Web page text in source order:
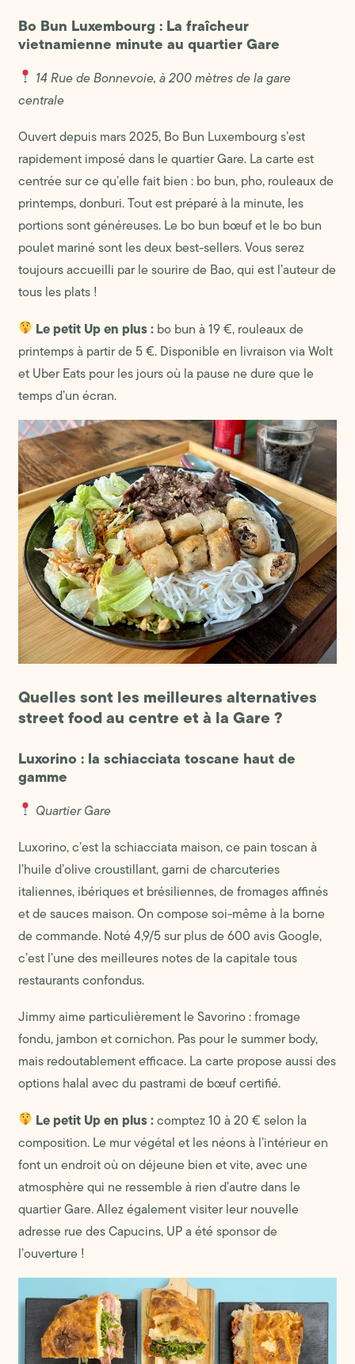
Bo Bun Luxembourg : La fraîcheur
vietnamienne minute au quartier Gare
14 Rue de Bonnevoie, à 200 mètres de la gare
centrale
Ouvert depuis mars 2025, Bo Bun Luxembourg s’est
rapidement imposé dans le quartier Gare. La carte est
centrée sur ce qu’elle fait bien : bo bun, pho, rouleaux de
printemps, donburi. Tout est préparé à la minute, les
portions sont généreuses. Le bo bun bœuf et le bo bun
poulet mariné sont les deux best-sellers. Vous serez
toujours accueilli par le sourire de Bao, qui est l’auteur de
tous les plats !
Le petit Up en plus :bo bun à 19 €, rouleaux de
printemps à partir de 5 €. Disponible en livraison via Wolt
et Uber Eats pour les jours où la pause ne dure que le
temps d’un écran.
Quelles sont les meilleures alternatives
street food au centre et à la Gare ?
Luxorino : la schiacciata toscane haut de
gamme
Quartier Gare
Luxorino, c’est la schiacciata maison, ce pain toscan à
l’huile d’olive croustillant, garni de charcuteries
italiennes, ibériques et brésiliennes, de fromages affinés
et de sauces maison. On compose soi-même à la borne
de commande. Noté 4,9/5 sur plus de 600 avis Google,
c’est l’une des meilleures notes de la capitale tous
restaurants confondus.
Jimmy aime particulièrement le Savorino : fromage
fondu, jambon et cornichon. Pas pour le summer body,
mais redoutablement efficace. La carte propose aussi des
options halal avec du pastrami de bœuf certifié.
Le petit Up en plus :comptez 10 à 20 € selon la
composition. Le mur végétal et les néons à l’intérieur en
font un endroit où on déjeune bien et vite, avec une
atmosphère qui ne ressemble à rien d’autre dans le
quartier Gare. Allez également visiter leur nouvelle
adresse rue des Capucins, UP a été sponsor de
l’ouverture !